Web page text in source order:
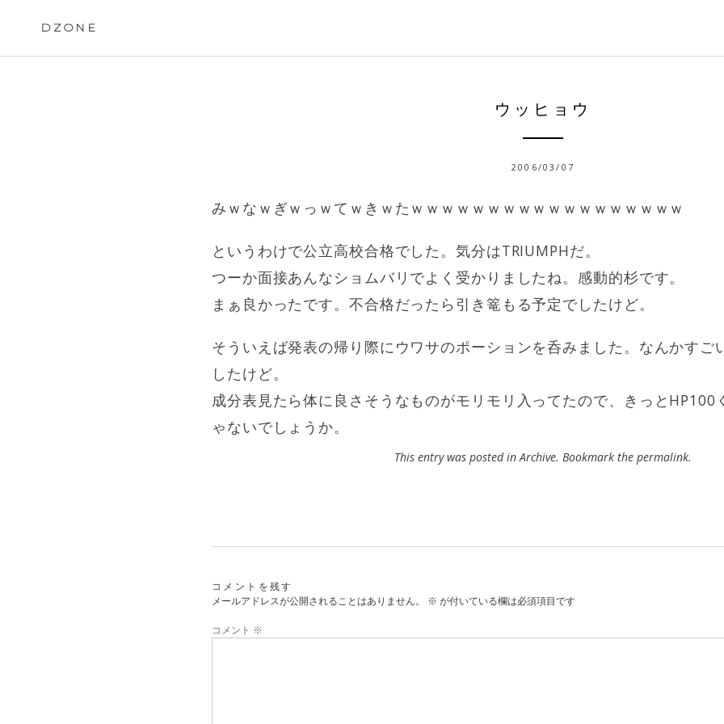
DZONE
ウッヒョウ
2006/03/07
みｗなｗぎｗっｗてｗきｗたｗｗｗｗｗｗｗｗｗｗｗｗｗｗｗｗｗｗ
というわけで公立高校合格でした。気分はTRIUMPHだ。
つーか面接あんなショムバリでよく受かりましたね。感動的杉です。
まぁ良かったです。不合格だったら引き篭もる予定でしたけど。
そういえば発表の帰り際にウワサのポーションを呑みました。なんかすご
したけど。
成分表見たら体に良さそうなものがモリモリ入ってたので、きっとHP100
ゃないでしょうか。
This entry was posted inArchive. Bookmark the permalink.
コメントを残す
メールアドレスが公開されることはありません。
※ が付いている欄は必須項目です
コメント ※